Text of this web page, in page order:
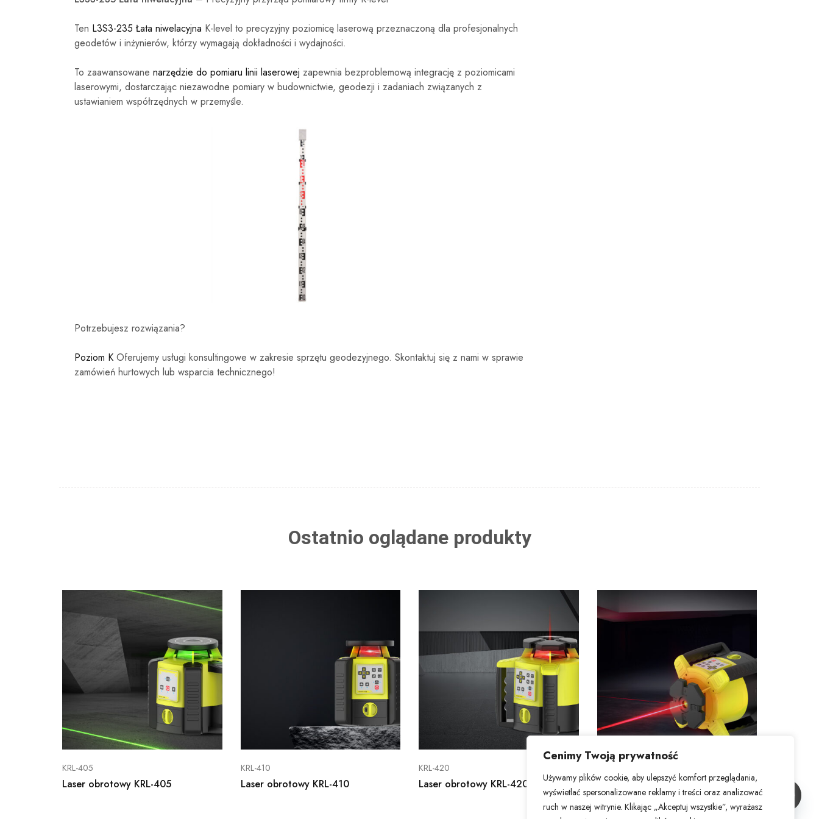
Cenimy Twoją prywatność
Używamy plików cookie, aby ulepszyć komfort przeglądania,
wyświetlać spersonalizowane reklamy i treści oraz analizować
ruch w naszej witrynie. Klikając „Akceptuj wszystkie”, wyrażasz
Ten L3S3-235 Łata niwelacyjna K-level to precyzyjny poziomicę laserową przeznaczoną dla profesjonalnych
geodetów i inżynierów, którzy wymagają dokładności i wydajności.
To zaawansowane narzędzie do pomiaru linii laserowej zapewnia bezproblemową integrację z poziomicami
laserowymi, dostarczając niezawodne pomiary w budownictwie, geodezji i zadaniach związanych z
ustawianiem współrzędnych w przemyśle.
Potrzebujesz rozwiązania?
Poziom K Oferujemy usługi konsultingowe w zakresie sprzętu geodezyjnego. Skontaktuj się z nami w sprawie
zamówień hurtowych lub wsparcia technicznego!
Ostatnio oglądane produkty
KRL-405
Laser obrotowy KRL-405
KRL-410
Laser obrotowy KRL-410
KRL-420
Laser obrotowy KRL-420 Laser obrotowy KRL-440